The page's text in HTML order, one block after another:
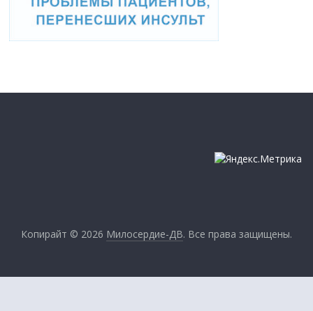
Копирайт © 2026 Милосердие-ДВ. Все права защищены.